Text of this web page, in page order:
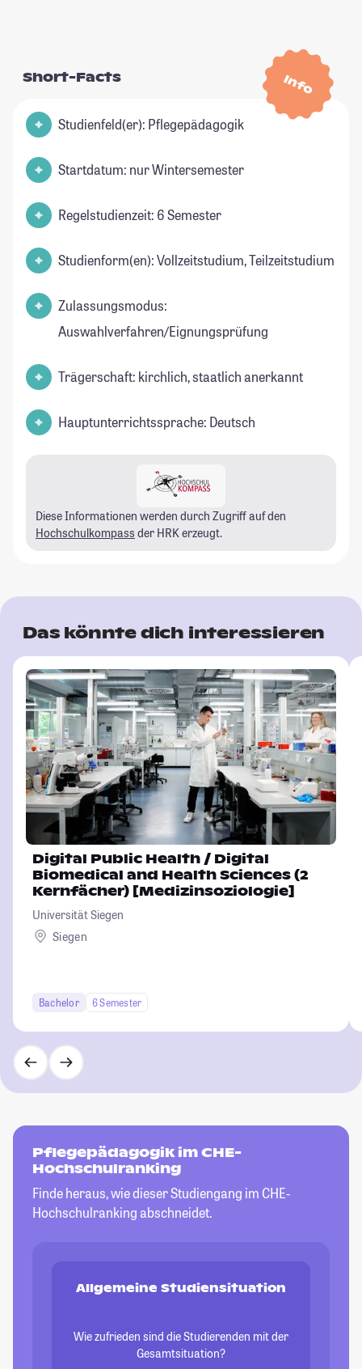
Info
Short-Facts
Studienfeld(er): Pflegepädagogik
Startdatum: nur Wintersemester
Regelstudienzeit: 6 Semester
Studienform(en): Vollzeitstudium, Teilzeitstudium
Zulassungsmodus:
Auswahlverfahren/Eignungsprüfung
Trägerschaft: kirchlich, staatlich anerkannt
Hauptunterrichtssprache: Deutsch
Diese Informationen werden durch Zugriff auf den
Hochschulkompass der HRK erzeugt.
Das könnte dich interessieren
Digital Public Health / Digital
Biomedical and Health Sciences (2
Kernfächer) [Medizinsoziologie]
Universität Siegen
Siegen
Bachelor 6 Semester
Pflegepädagogik im CHE-
Hochschulranking
Finde heraus, wie dieser Studiengang im CHE-
Hochschulranking abschneidet.
Allgemeine Studiensituation
Wie zufrieden sind die Studierenden mit der
Gesamtsituation?